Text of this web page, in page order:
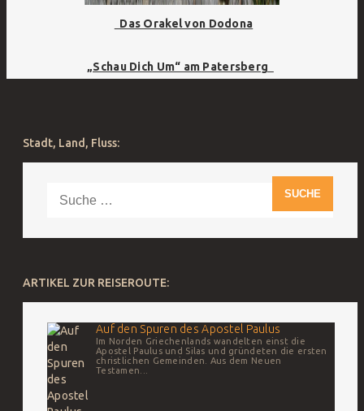
Das Orakel von Dodona
„Schau Dich Um“ am Patersberg
Stadt, Land, Fluss:
nach:
ARTIKEL ZUR REISEROUTE:
Auf den Spuren des Apostel Paulus
Im Norden Griechenlands wandelten einst die
Apostel Paulus und Silas und gründeten die ersten
christlichen Gemeinden. Aus dem Neuen
Testamen...